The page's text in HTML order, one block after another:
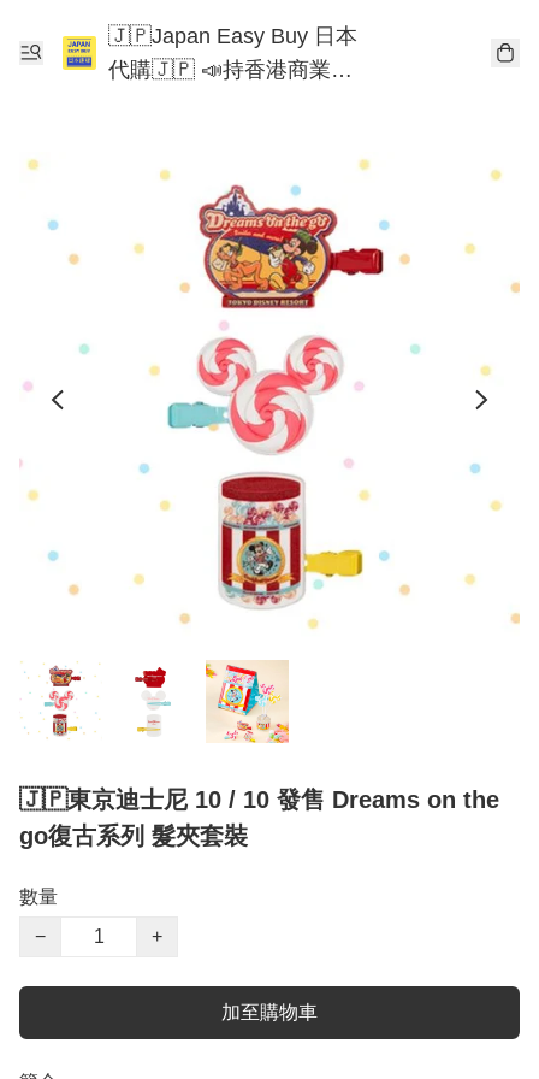
🇯🇵Japan Easy Buy 日本
代購🇯🇵 📣持香港商業登
🇯🇵東京迪士尼 10 / 10 發售 Dreams on the
go復古系列 髮夾套裝
數量
−
+
加至購物車